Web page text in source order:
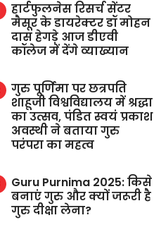
हार्टफुलनेस रिसर्च सेंटर
मैसूर के डायरेक्टर डॉ मोहन
दास हेगड़े आज डीएवी
कॉलेज में देंगे व्याख्यान
गुरु पूर्णिमा पर छत्रपति
शाहूजी विश्वविद्यालय में श्रद्धा
का उत्सव, पंडित स्वयं प्रकाश
अवस्थी ने बताया गुरु
परंपरा का महत्व
Guru Purnima 2025: किसे
बनाएं गुरु और क्यों जरूरी है
गुरु दीक्षा लेना?